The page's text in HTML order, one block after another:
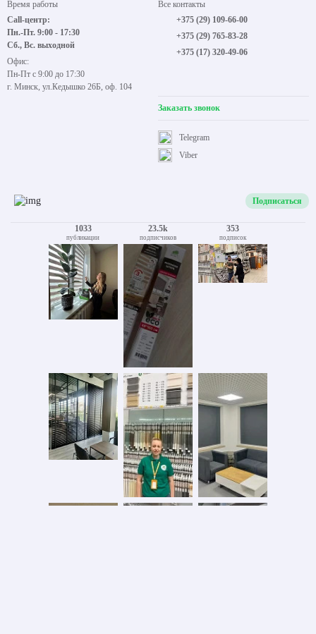
Время работы
Call-центр:
Пн.-Пт. 9:00 - 17:30
Сб., Вс. выходной
Офис:
Пн-Пт с 9:00 до 17:30
г. Минск, ул.Кедышко 26Б, оф. 104
Все контакты
+375 (29) 109-66-00
+375 (29) 765-83-28
+375 (17) 320-49-06
Заказать звонок
Viber
Telegram
Подписаться
1033
публикации
23.5k
подписчиков
353
подписок